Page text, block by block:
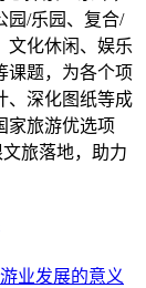
园/乐园、复合/
文化休闲、娱乐
课题，为各个项
、深化图纸等成
家旅游优选项
旅落地，助力
业发展的意义